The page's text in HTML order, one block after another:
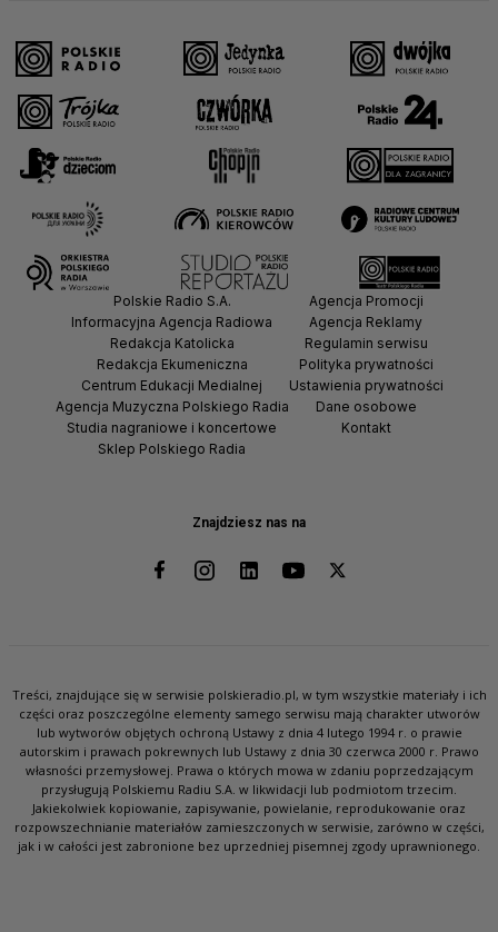
Znajdziesz nas na
Polskie Radio S.A.
Informacyjna Agencja Radiowa
Redakcja Katolicka
Redakcja Ekumeniczna
Centrum Edukacji Medialnej
Agencja Muzyczna Polskiego Radia
Studia nagraniowe i koncertowe
Sklep Polskiego Radia
Agencja Promocji
Agencja Reklamy
Regulamin serwisu
Polityka prywatności
Ustawienia prywatności
Dane osobowe
Kontakt
Treści, znajdujące się w serwisie polskieradio.pl, w tym wszystkie materiały i ich
części oraz poszczególne elementy samego serwisu mają charakter utworów
lub wytworów objętych ochroną Ustawy z dnia 4 lutego 1994 r. o prawie
autorskim i prawach pokrewnych lub Ustawy z dnia 30 czerwca 2000 r. Prawo
własności przemysłowej. Prawa o których mowa w zdaniu poprzedzającym
przysługują Polskiemu Radiu S.A. w likwidacji lub podmiotom trzecim.
Jakiekolwiek kopiowanie, zapisywanie, powielanie, reprodukowanie oraz
rozpowszechnianie materiałów zamieszczonych w serwisie, zarówno w części,
jak i w całości jest zabronione bez uprzedniej pisemnej zgody uprawnionego.